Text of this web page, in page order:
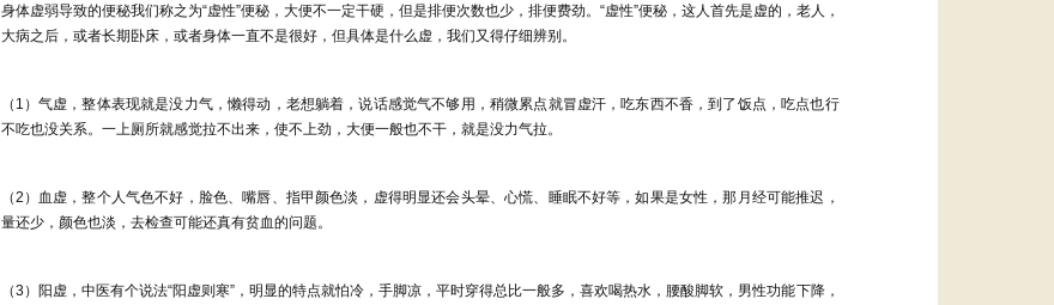
身体虚弱导致的便秘我们称之为“虚性”便秘，大便不一定干硬，但是排便次数也少，排便费劲。 “虚性”便秘，这人首先是虚的，老人，
大病之后，或者长期卧床，或者身体一直不是很好，但具体是什么虚，我们又得仔细辨别。
（ 1 ） 气虚，整体表现就是没力气，懒得动，老想躺着，说话感觉气不够用，稍微累点就冒虚汗，吃东西不香，到了饭点，吃点也行
不吃也没关系。一上厕所就感觉拉不出来，使不上劲，大便一般也不干，就是没力气拉。
（2 ） 血虚，整个人气色不好，脸色、嘴唇、指甲颜色淡，虚得明显还会头晕、心慌、睡眠不好等，如果是女性，那月经可能推迟，
量还少，颜色也淡，去检查可能还真有贫血的问题。
（3 ） 阳虚，中医有个说法“阳虚则寒”，明显的特点就怕冷，手脚凉，平时穿得总比一般多，喜欢喝热水，腰酸脚软，男性功能下降，